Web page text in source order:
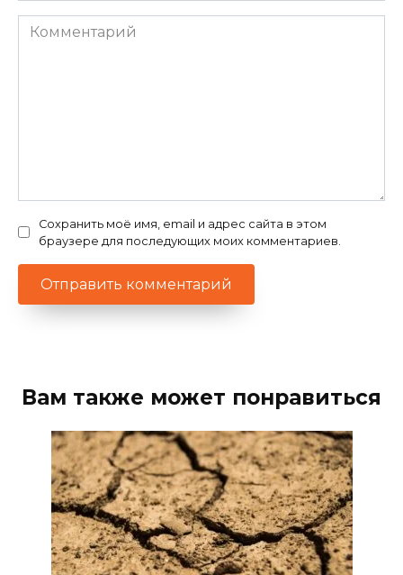
Комментарий
Сохранить моё имя, email и адрес сайта в этом
браузере для последующих моих комментариев.
Вам также может понравиться